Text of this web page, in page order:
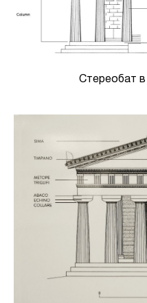
Стереобат в